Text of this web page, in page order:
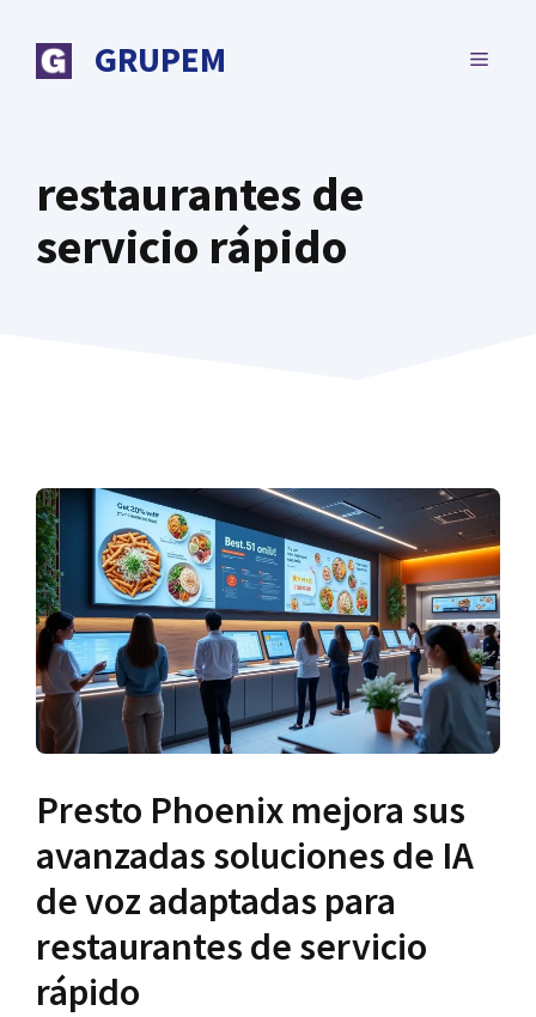
contenido
GRUPEM MENÚ
restaurantes de
servicio rápido
Presto Phoenix mejora sus
avanzadas soluciones de IA
de voz adaptadas para
restaurantes de servicio
rápido